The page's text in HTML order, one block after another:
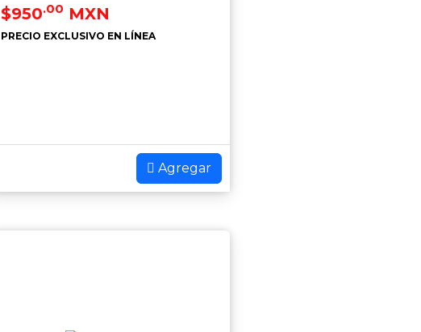
$950.00 MXN
PRECIO EXCLUSIVO EN LÍNEA
Agregar